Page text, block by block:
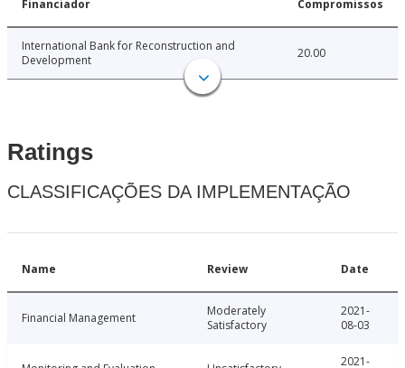
Financiador Compromissos
International Bank for Reconstruction and
Development
20.00
Ratings
CLASSIFICAÇÕES DA IMPLEMENTAÇÃO
Name Review Date
Financial Management
Moderately
Satisfactory
2021-
08-03
2021-